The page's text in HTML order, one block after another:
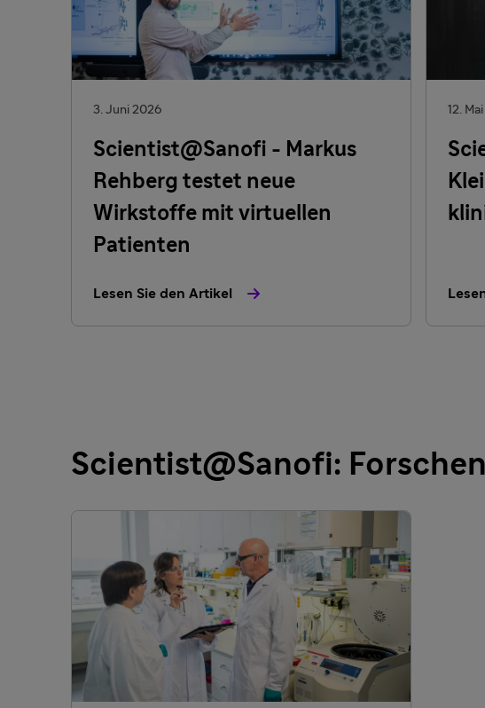
3. Juni 2026
Scientist@Sanofi - Markus
Rehberg testet neue
Wirkstoffe mit virtuellen
Patienten
Lesen Sie den Artikel
12.
Scientist@Sanofi: